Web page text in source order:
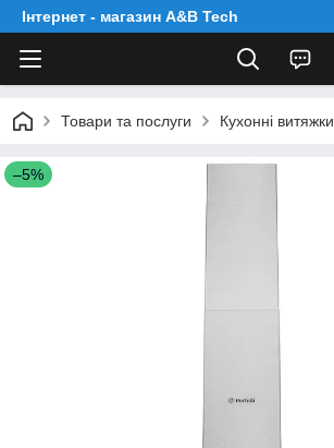
Інтернет - магазин A&B Tech
Товари та послуги Кухонні витяжки
–5%